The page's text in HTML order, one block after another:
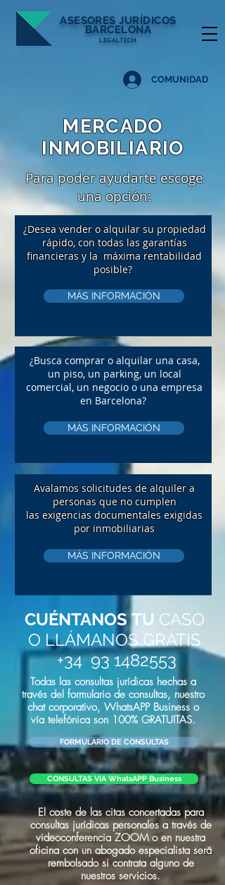
ASESORESJURÍDICOS
BARCELONA
LEGALTECH
COMUNIDAD
MERCADO
INMOBILIARIO
Para poder ayudarte escoge
una opción:
¿Desea vender o alquilar su propiedad
rápido, con todas las garantías
financieras y la máxima rentabilidad
posible?
MÁS INFORMACIÓN
¿Busca comprar o alquilar una casa,
un piso, un parking, un local
comercial, un negocio o una empresa
en Barcelona?
MÁS INFORMACIÓN
Avalamos solicitudes de alquiler a
personas que no cumplen
las exigencias documentales exigidas
por inmobiliarias
MÁS INFORMACIÓN
CUÉNTANOS TU CASO
O LLÁMANOS GRATIS
+3493 1482553
Todas las consultas jurídicas hechas a
través del formulario de consultas, nuestro
chat corporativo, WhatsAPP Business o
vía telefónicason 100% GRATUITAS.
FORMULARIO DE CONSULTAS
CONSULTAS VIA WhatsAPP Business
El coste de las citas concertadas para
consultas jurídicas personales a través de
videoconferencia ZOOM o en nuestra
oficina con un abogado especialista será
rembolsado si contrata alguno de
nuestros servicios.